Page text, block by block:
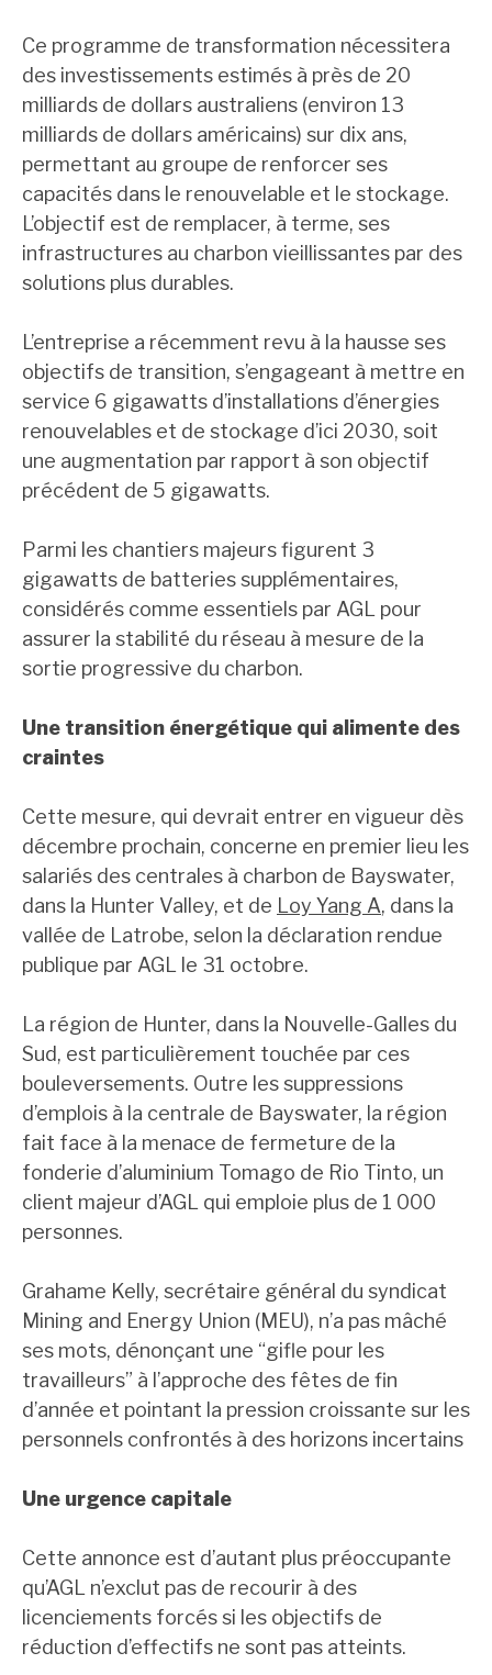
Ce programme de transformation nécessitera
des investissements estimés à près de 20
milliards de dollars australiens (environ 13
milliards de dollars américains) sur dix ans,
permettant au groupe de renforcer ses
capacités dans le renouvelable et le stockage.
L’objectif est de remplacer, à terme, ses
infrastructures au charbon vieillissantes par des
solutions plus durables.
L’entreprise a récemment revu à la hausse ses
objectifs de transition, s’engageant à mettre en
service 6 gigawatts d’installations d’énergies
renouvelables et de stockage d’ici 2030, soit
une augmentation par rapport à son objectif
précédent de 5 gigawatts.
Parmi les chantiers majeurs figurent 3
gigawatts de batteries supplémentaires,
considérés comme essentiels par AGL pour
assurer la stabilité du réseau à mesure de la
sortie progressive du charbon.
Une transition énergétique qui alimente des
craintes
Cette mesure, qui devrait entrer en vigueur dès
décembre prochain, concerne en premier lieu les
salariés des centrales à charbon de Bayswater,
dans la Hunter Valley, et de Loy Yang A, dans la
vallée de Latrobe, selon la déclaration rendue
publique par AGL le 31 octobre.
La région de Hunter, dans la Nouvelle-Galles du
Sud, est particulièrement touchée par ces
bouleversements. Outre les suppressions
d’emplois à la centrale de Bayswater, la région
fait face à la menace de fermeture de la
fonderie d’aluminium Tomago de Rio Tinto, un
client majeur d’AGL qui emploie plus de 1 000
personnes.
Grahame Kelly, secrétaire général du syndicat
Mining and Energy Union (MEU), n’a pas mâché
ses mots, dénonçant une “gifle pour les
travailleurs” à l’approche des fêtes de fin
d’année et pointant la pression croissante sur les
personnels confrontés à des horizons incertains
Une urgence capitale
Cette annonce est d’autant plus préoccupante
qu’AGL n’exclut pas de recourir à des
licenciements forcés si les objectifs de
réduction d’effectifs ne sont pas atteints.